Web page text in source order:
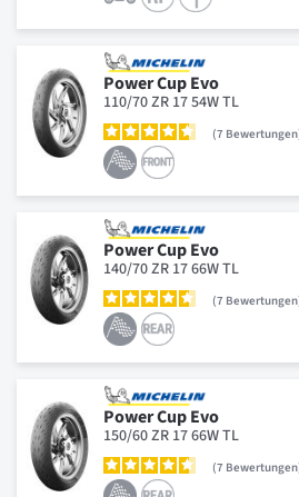
Power Cup Evo
110/70 ZR 17 54W TL
7 Bewertungen
Power Cup Evo
140/70 ZR 17 66W TL
7 Bewertungen
Power Cup Evo
150/60 ZR 17 66W TL
7 Bewertungen